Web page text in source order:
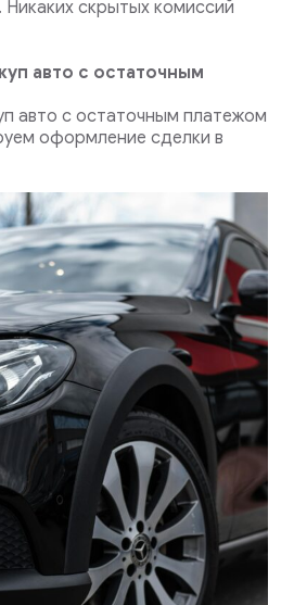
скрытых комиссий
авто с остаточным
авто с остаточным платежом
оформление сделки в